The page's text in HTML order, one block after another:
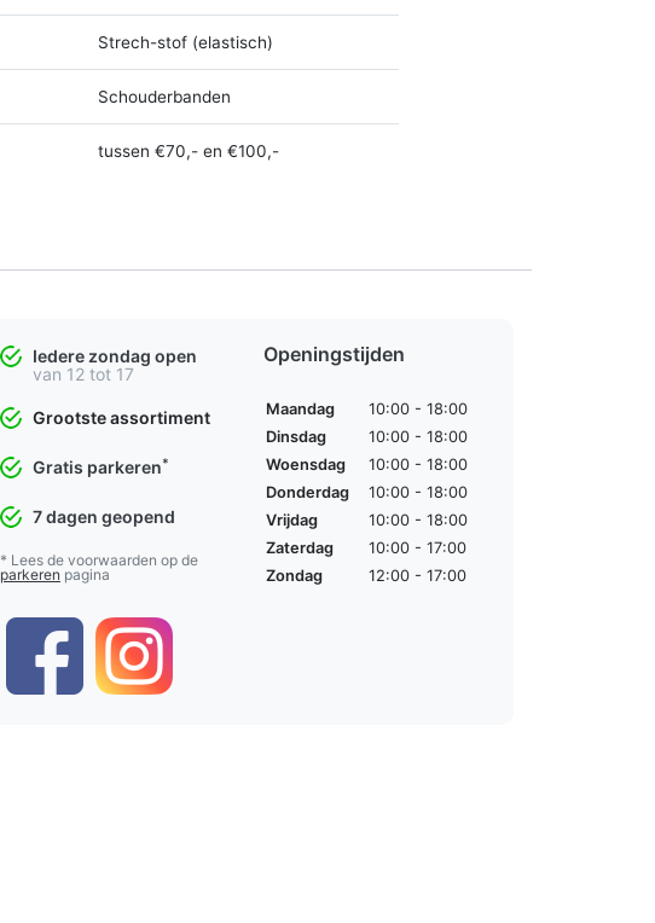
Strech-stof (elastisch)
Schouderbanden
tussen €70,- en €100,-
Iedere zondag open
van 12 tot 17
Grootste assortiment
Gratis parkeren*
7 dagen geopend
* Lees de voorwaarden op de
parkeren pagina
Openingstijden
Maandag
10:00 - 18:00
Dinsdag
10:00 - 18:00
Woensdag
10:00 - 18:00
Donderdag
10:00 - 18:00
Vrijdag
10:00 - 18:00
Zaterdag
10:00 - 17:00
Zondag
12:00 - 17:00